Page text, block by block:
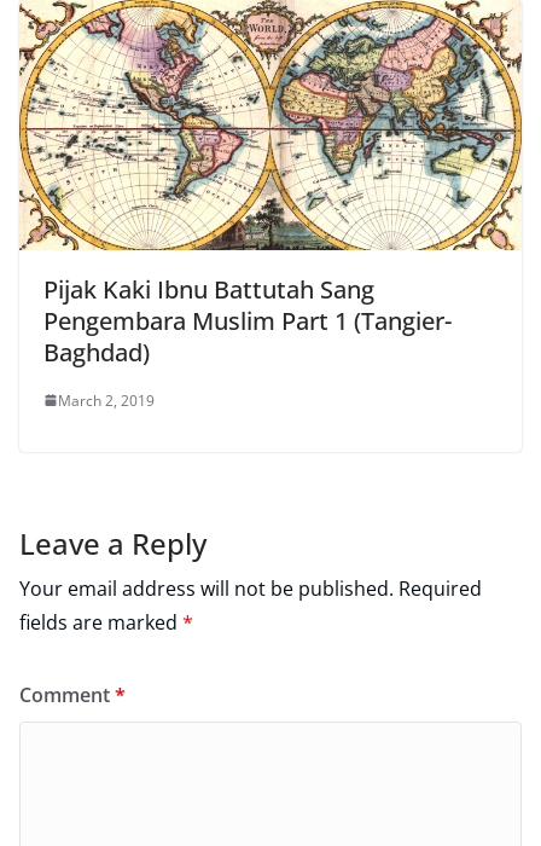
Pijak Kaki Ibnu Battutah Sang
Pengembara Muslim Part 1 (Tangier-
Baghdad)
March 2, 2019
Leave a Reply
Your email address will not be published. Required
fields are marked *
Comment*